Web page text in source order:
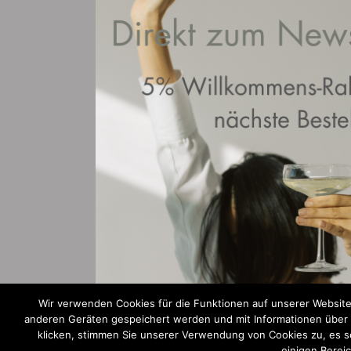
Wir verwenden Cookies für die Funktionen auf unserer
anderen Geräten gespeichert werden und mit Informationen
klicken, stimmen Sie unserer Verwendung von Cookies zu,